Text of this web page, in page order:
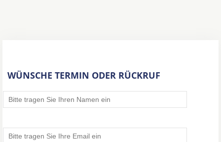
WÜNSCHE TERMIN ODER RÜCKRUF